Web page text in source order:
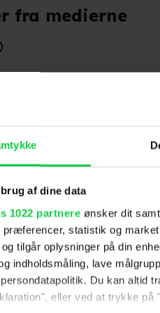
af dine data
1022 partnere ønsker dit
præferencer, statistik og
tilgår oplysninger på din
indholdsmåling, lave
Du kan altid
eller ved at trykke på
fra medierne
)
betagende filmoplevelse
og ung kærlighed."
Ekko
af en utilregnelig,
Laurent Cantets
være teenager." (Frederik